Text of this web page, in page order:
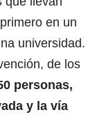
en un
universidad.
de los
personas,
y la vía